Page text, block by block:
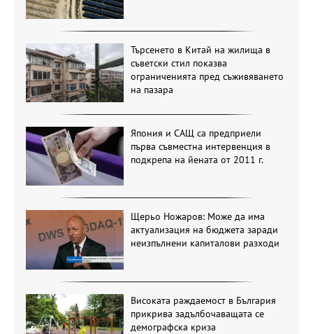
Търсенето в Китай на жилища в
съветски стил показва
ограниченията пред съживяването
на пазара
Япония и САЩ са предприели
първа съвместна интервенция в
подкрепа на йената от 2011 г.
Щерьо Ножаров: Може да има
актуализация на бюджета заради
неизпълнени капиталови разходи
Високата раждаемост в България
прикрива задълбочаващата се
демографска криза